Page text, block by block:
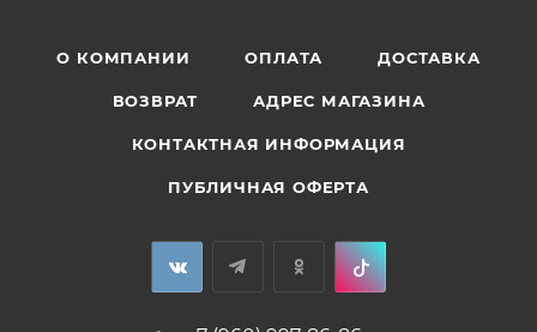
О КОМПАНИИ ОПЛАТА ДОСТАВКА
ВОЗВРАТ АДРЕС МАГАЗИНА
КОНТАКТНАЯ ИНФОРМАЦИЯ
ПУБЛИЧНАЯ ОФЕРТА